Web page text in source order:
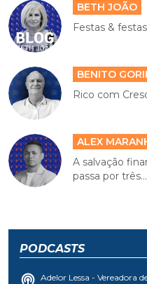
BETH JOÃO
Festas & festas
BENITO
Rico com
ALEX
A salvação
passa por três...
PODCASTS
Adelor Lessa - Vereadora